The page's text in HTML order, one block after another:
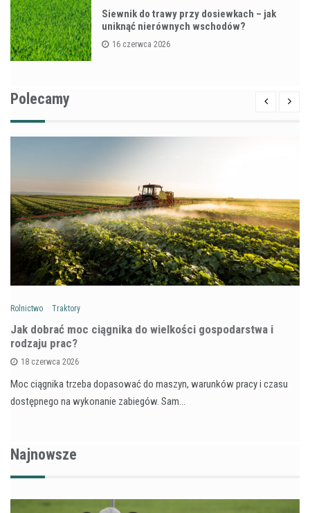
Siewnik do trawy przy dosiewkach – jak
uniknąć nierównych wschodów?
16 czerwca 2026
Polecamy
Rolnictwo Traktory
Jak dobrać moc ciągnika do wielkości gospodarstwa i
rodzaju prac?
18 czerwca 2026
Moc ciągnika trzeba dopasować do maszyn, warunków pracy i czasu
dostępnego na wykonanie zabiegów. Sam…
Najnowsze